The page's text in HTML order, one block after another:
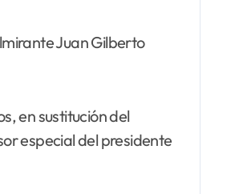
Juan Gilberto
en sustitución del
especial del presidente